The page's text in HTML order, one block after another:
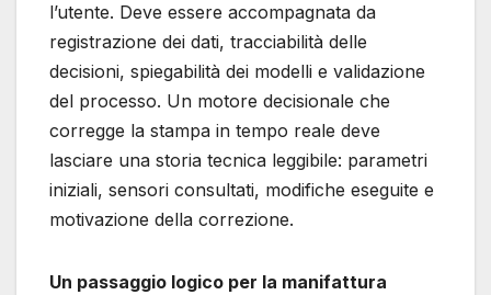
l’utente. Deve essere accompagnata da
registrazione dei dati, tracciabilità delle
decisioni, spiegabilità dei modelli e validazione
del processo. Un motore decisionale che
corregge la stampa in tempo reale deve
lasciare una storia tecnica leggibile: parametri
iniziali, sensori consultati, modifiche eseguite e
motivazione della correzione.
Un passaggio logico per la manifattura